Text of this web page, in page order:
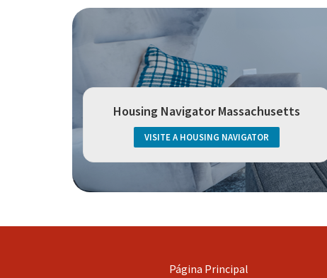
Housing Navigator Massachusetts
VISITE A HOUSING NAVIGATOR
Página Principal